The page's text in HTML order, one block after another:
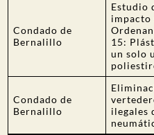
Condado de
Bernalillo
Estudio
impacto
15:
un solo
Condado de
Bernalillo
ilegales